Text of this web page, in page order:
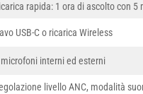
rapida: 1 ora di ascolto con 5
USB-C o ricarica Wireless
interni ed esterni
livello ANC, modalità